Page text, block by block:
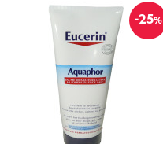
-25%